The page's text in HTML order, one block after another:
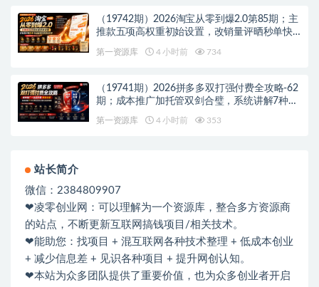
（19742期）2026淘宝从零到爆2.0第85期；主
推款五项高权重初始设置，改销量评晒秒单快
第一资源库 4 小时前 734
（19741期）2026拼多多双打强付费全攻略-62
期；成本推广加托管双剑合璧，系统讲解7种付
第一资源库 4 小时前 353
站长简介
微信：2384809907
❤凌零创业网：可以理解为一个资源库，整合多方资源商
的站点，不断更新互联网搞钱项目/相关技术。
❤能助您：找项目 + 混互联网各种技术整理 + 低成本创业
+ 减少信息差 + 见识各种项目 + 提升网创认知。
❤本站为众多团队提供了重要价值，也为众多创业者开启